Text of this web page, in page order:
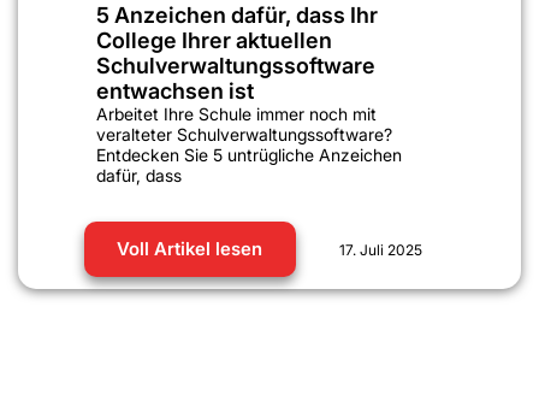
5 Anzeichen dafür, dass Ihr
College Ihrer aktuellen
Schulverwaltungssoftware
entwachsen ist
Arbeitet Ihre Schule immer noch mit
veralteter Schulverwaltungssoftware?
Entdecken Sie 5 untrügliche Anzeichen
dafür, dass
Voll Artikel lesen 17. Juli 2025